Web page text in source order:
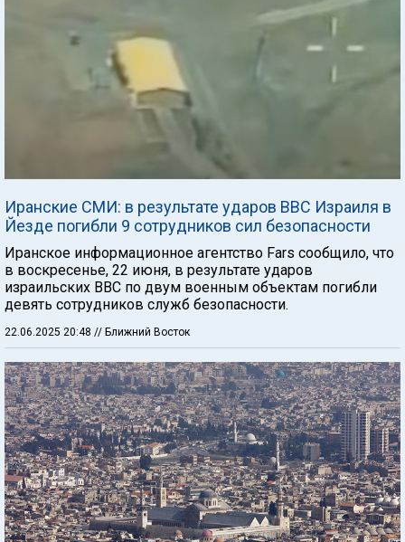
Иранские СМИ: в результате ударов ВВС Израиля в
Йезде погибли 9 сотрудников сил безопасности
Иранское информационное агентство Fars сообщило, что
в воскресенье, 22 июня, в результате ударов
израильских ВВС по двум военным объектам погибли
девять сотрудников служб безопасности.
22.06.2025 20:48 // Ближний Восток